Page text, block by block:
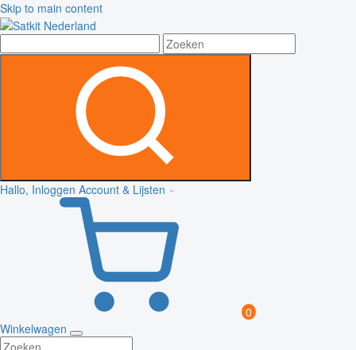
Skip to main content
Hallo, Inloggen Account & Lijsten
0
Winkelwagen